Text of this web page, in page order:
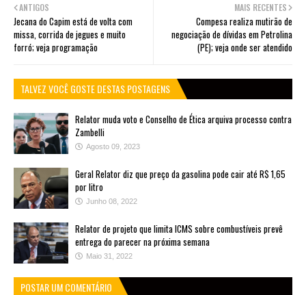
MAIS RECENTES
Compesa realiza mutirão de
negociação de dívidas em Petrolina
(PE); veja onde ser atendido
ANTIGOS
Jecana do Capim está de volta com
missa, corrida de jegues e muito
forró; veja programação
TALVEZ VOCÊ GOSTE DESTAS POSTAGENS
Relator muda voto e Conselho de Ética arquiva processo contra
Zambelli
Agosto 09, 2023
Geral Relator diz que preço da gasolina pode cair até R$ 1,65
por litro
Junho 08, 2022
Relator de projeto que limita ICMS sobre combustíveis prevê
entrega do parecer na próxima semana
Maio 31, 2022
POSTAR UM COMENTÁRIO